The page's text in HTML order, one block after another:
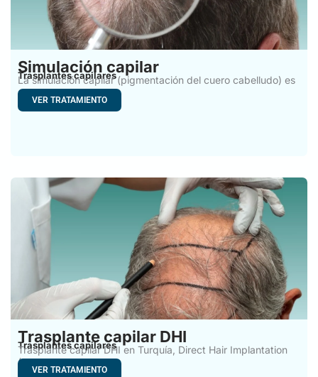
Simulación capilar
Trasplantes capilares
La simulación capilar (pigmentación del cuero cabelludo) es
un proceso
VER TRATAMIENTO
Trasplante capilar DHI
Trasplantes capilares
Trasplante capilar DHI en Turquía, Direct Hair Implantation
(DHI) technique
VER TRATAMIENTO